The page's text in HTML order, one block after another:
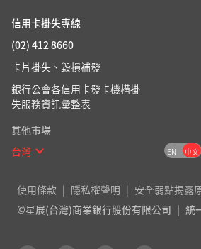
信用卡掛失專線
(02) 412 8660
卡片掛失、毀損補發
銀行公會各信用卡發卡機構掛
失服務資訊彙整表
其他市場
台灣
EN 中文
使用條款 隱私權聲明
安全弱點揭露
©星展(台灣)商業銀行股份有限公司
統